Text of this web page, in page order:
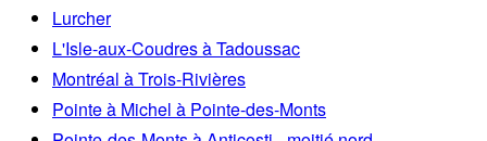
Lurcher
L'Isle-aux-Coudres à Tadoussac
Montréal à Trois-Rivières
Pointe à Michel à Pointe-des-Monts